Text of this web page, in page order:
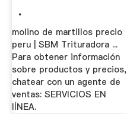
.
molino de martillos precio
peru | SBM Trituradora ...
Para obtener información
sobre productos y precios,
chatear con un agente de
ventas: SERVICIOS EN
lÍNEA.